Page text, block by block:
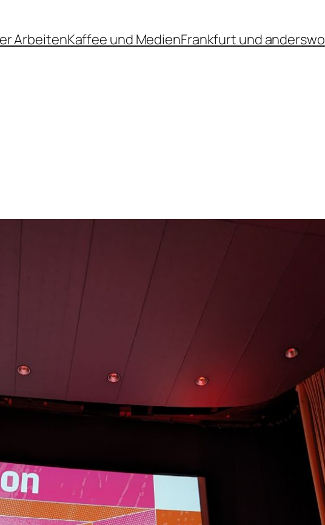
ArbeitenKaffee und MedienFrankfurt und anderswo